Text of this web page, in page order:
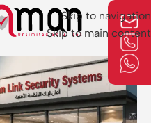
Skip to navigation
Skip to main content